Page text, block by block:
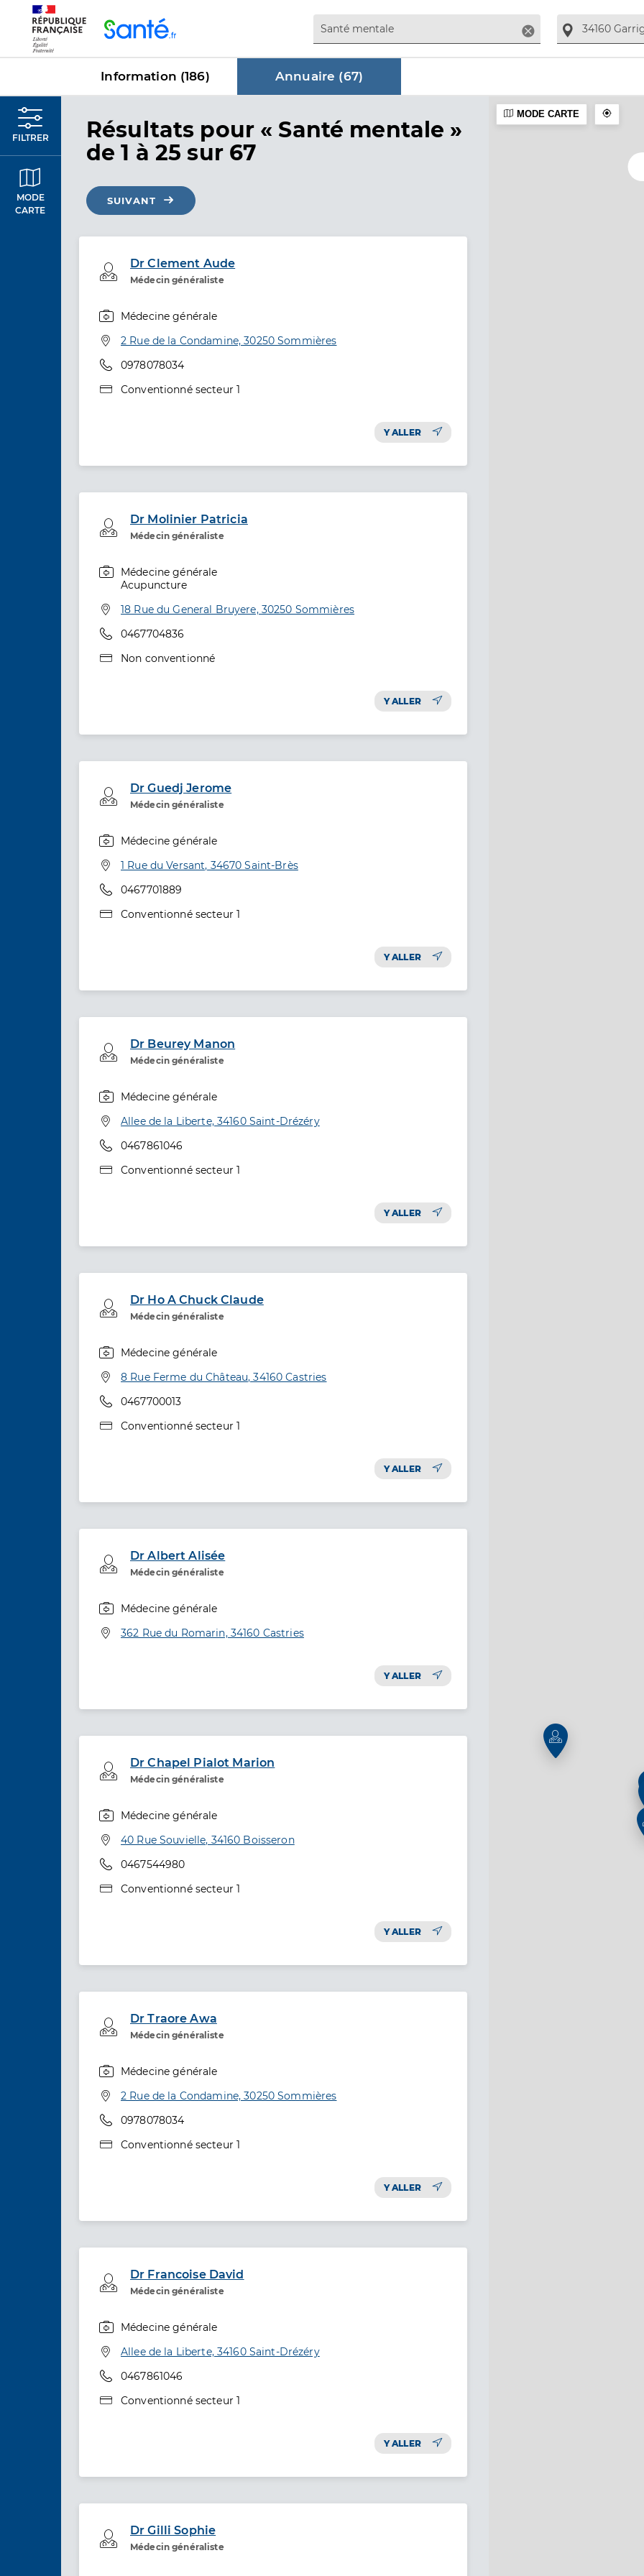
Supprimer
Information (186) Annuaire (67)
FILTRER
MODE
CARTE
Résultats dans Annuaire
pour « Santé mentale »
de 1 à 25 sur 67
SUIVANT
Dr Clement Aude
Médecin généraliste
Professionel de santé
Médecine générale
Adresse
2 Rue de la Condamine, 30250 Sommières
Téléphone
0978078034
Type de convention
Conventionné secteur 1
Y ALLER
Dr Molinier Patricia
Médecin généraliste
Professionel de santé
Spécialités
Médecine générale
Acupuncture
Adresse
18 Rue du General Bruyere, 30250 Sommières
Téléphone
0467704836
Type de convention
Non conventionné
Y ALLER
Dr Guedj Jerome
Médecin généraliste
Professionel de santé
Médecine générale
Adresse
1 Rue du Versant, 34670 Saint-Brès
Téléphone
0467701889
Type de convention
Conventionné secteur 1
Y ALLER
Dr Beurey Manon
Médecin généraliste
Professionel de santé
Médecine générale
Adresse
Allee de la Liberte, 34160 Saint-Drézéry
Téléphone
0467861046
Type de convention
Conventionné secteur 1
Y ALLER
Dr Ho A Chuck Claude
Médecin généraliste
Professionel de santé
Médecine générale
Adresse
8 Rue Ferme du Château, 34160 Castries
Téléphone
0467700013
Type de convention
Conventionné secteur 1
Y ALLER
Dr Albert Alisée
Médecin généraliste
Professionel de santé
Médecine générale
Adresse
362 Rue du Romarin, 34160 Castries
Y ALLER
Dr Chapel Pialot Marion
Médecin généraliste
Professionel de santé
Médecine générale
Adresse
40 Rue Souvielle, 34160 Boisseron
Téléphone
0467544980
Type de convention
Conventionné secteur 1
Y ALLER
Dr Traore Awa
Médecin généraliste
Professionel de santé
Médecine générale
Adresse
2 Rue de la Condamine, 30250 Sommières
Téléphone
0978078034
Type de convention
Conventionné secteur 1
Y ALLER
Dr Francoise David
Médecin généraliste
Professionel de santé
Médecine générale
Adresse
Allee de la Liberte, 34160 Saint-Drézéry
Téléphone
0467861046
Type de convention
Conventionné secteur 1
Y ALLER
Dr Gilli Sophie
Médecin généraliste
Professionel de santé
MODE CARTE
Panneau de gestion des cookies